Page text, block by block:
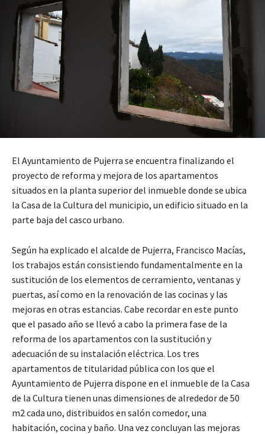
El Ayuntamiento de Pujerra se encuentra finalizando el
proyecto de reforma y mejora de los apartamentos
situados en la planta superior del inmueble donde se ubica
la Casa de la Cultura del municipio, un edificio situado en la
parte baja del casco urbano.
Según ha explicado el alcalde de Pujerra, Francisco Macías,
los trabajos están consistiendo fundamentalmente en la
sustitución de los elementos de cerramiento, ventanas y
puertas, así como en la renovación de las cocinas y las
mejoras en otras estancias. Cabe recordar en este punto
que el pasado año se llevó a cabo la primera fase de la
reforma de los apartamentos con la sustitución y
adecuación de su instalación eléctrica. Los tres
apartamentos de titularidad pública con los que el
Ayuntamiento de Pujerra dispone en el inmueble de la Casa
de la Cultura tienen unas dimensiones de alrededor de 50
m2 cada uno, distribuidos en salón comedor, una
habitación, cocina y baño. Una vez concluyan las mejoras